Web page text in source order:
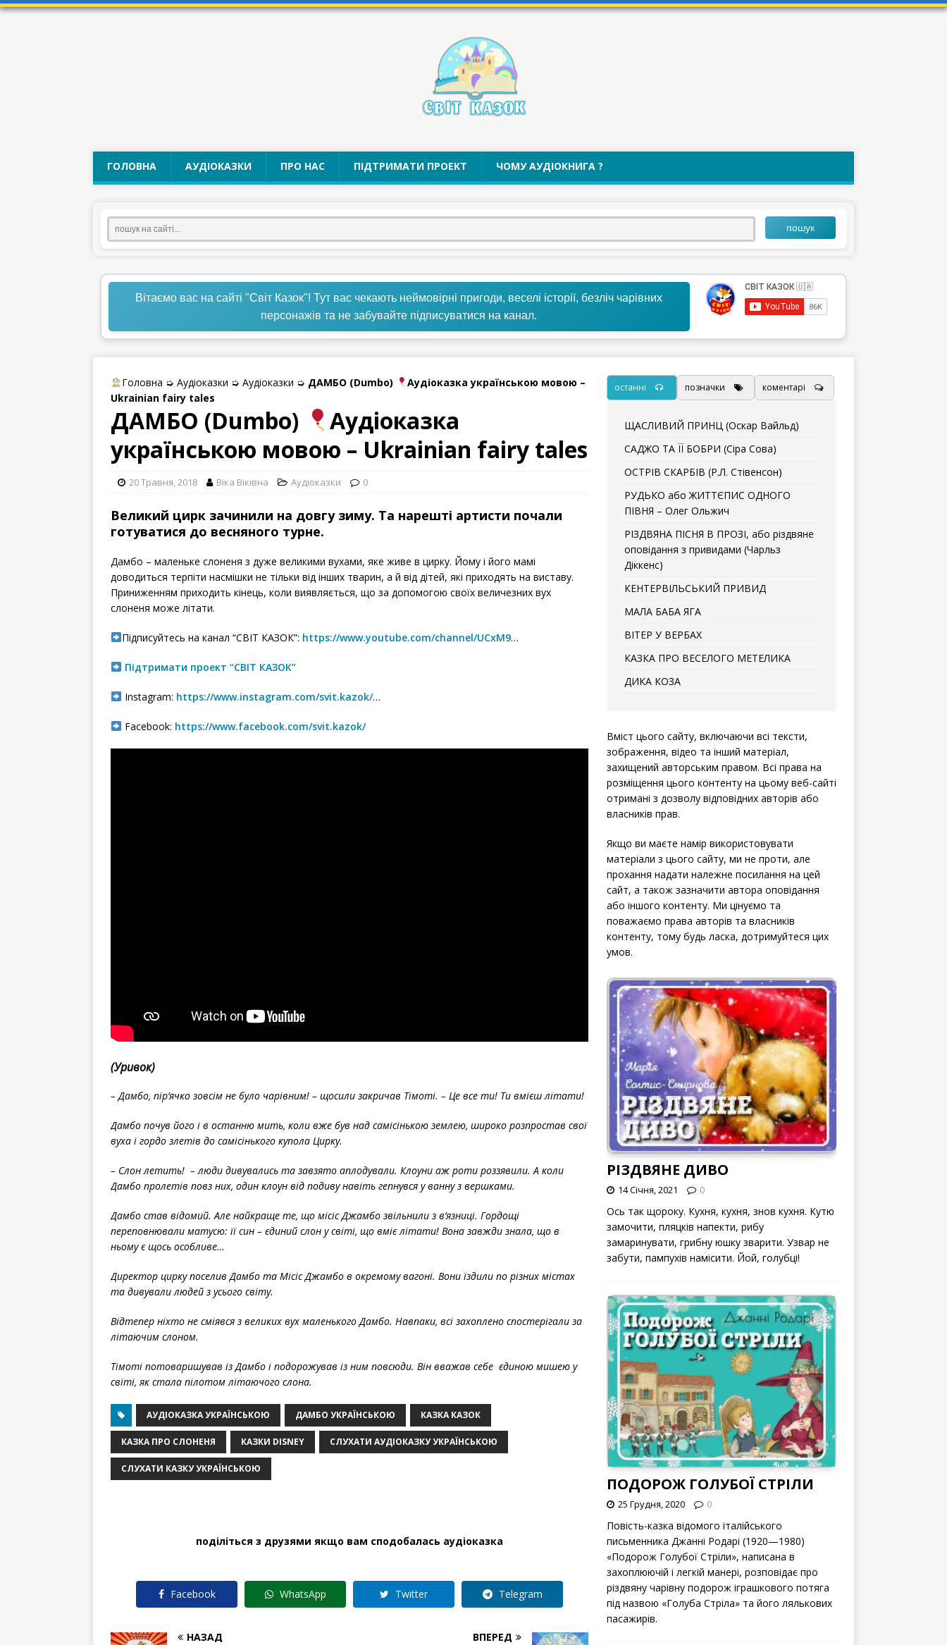
ГОЛОВНА АУДІОКАЗКИ ПРО НАС ПІДТРИМАТИ ПРОЕКТ ЧОМУ АУДІОКНИГА ?
пошук
Вітаємо вас на сайті "Світ Казок"! Тут вас чекають неймовірні пригоди, веселі історії, безліч чарівних
персонажів та не забувайте підписуватися на канал.
Головна ➭ Аудіоказки ➭ Аудіоказки ➭ ДАМБО (Dumbo)
Аудіоказка українською мовою –
Ukrainian fairy tales
ДАМБО (Dumbo)
Аудіоказка
українською мовою – Ukrainian fairy tales
20 Травня, 2018 Віка Вiківна Аудіоказки 0
Великий цирк зачинили на довгу зиму. Та нарешті артисти почали
готуватися до весняного турне.
Дамбо – маленьке слоненя з дуже великими вухами, яке живе в цирку. Йому і його мамі
доводиться терпіти насмішки не тільки від інших тварин, а й від дітей, які приходять на виставу.
Приниженням приходить кінець, коли виявляється, що за допомогою своїх величезних вух
слоненя може літати.
Підписуйтесь на канал “СВІТ КАЗОК”: https://www.youtube.com/channel/UCxM9…
Підтримати проект “СВІТ КАЗОК”
Instagram: https://www.instagram.com/svit.kazok/…
Facebook: https://www.facebook.com/svit.kazok/
(Уривок)
– Дамбо, пір’ячко зовсім не було чарівним! – щосили закричав Тімоті. – Це все ти! Ти вмієш літати!
Дамбо почув його і в останню мить, коли вже був над самісінькою землею, широко розпростав свої
вуха і гордо злетів до самісінького купола Цирку.
– Слон летить! – люди дивувались та завзято аплодували. Клоуни аж роти роззявили. А коли
Дамбо пролетів повз них, один клоун від подиву навіть гепнувся у ванну з вершками.
Дамбо став відомий. Але найкраще те, що місіс Джамбо звільнили з в’язниці. Гордощі
переповнювали матусю: її син – єдиний слон у світі, що вміє літати! Вона завжди знала, що в
ньому є щось особливе…
Директор цирку поселив Дамбо та Місіс Джамбо в окремому вагоні. Вони їздили по різних містах
та дивували людей з усього світу.
Відтепер ніхто не сміявся з великих вух маленького Дамбо. Навпаки, всі захоплено спостерігали за
літаючим слоном.
Тімоті потоваришував із Дамбо і подорожував із ним повсюди. Він вважав себе єдиною мишею у
світі, як стала пілотом літаючого слона.
АУДІОКАЗКА УКРАЇНСЬКОЮ ДАМБО УКРАЇНСЬКОЮ КАЗКА КАЗОК
КАЗКА ПРО СЛОНЕНЯ КАЗКИ DISNEY СЛУХАТИ АУДІОКАЗКУ УКРАЇНСЬКОЮ
СЛУХАТИ КАЗКУ УКРАЇНСЬКОЮ
поділіться з друзями якщо вам сподобалась аудіоказка
Facebook WhatsApp Twitter Telegram
НАЗАД ВПЕРЕД
останні позначки коментарі
ЩАСЛИВИЙ ПРИНЦ (Оскар Вайльд)
САДЖО ТА ЇЇ БОБРИ (Сіра Сова)
ОСТРІВ СКАРБІВ (Р.Л. Стівенсон)
РУДЬКО або ЖИТТЄПИС ОДНОГО
ПІВНЯ – Олег Ольжич
РІЗДВЯНА ПІСНЯ В ПРОЗІ, або різдвяне
оповідання з привидами (Чарльз
Діккенс)
КЕНТЕРВІЛЬСЬКИЙ ПРИВИД
МАЛА БАБА ЯГА
ВІТЕР У ВЕРБАХ
КАЗКА ПРО ВЕСЕЛОГО МЕТЕЛИКА
ДИКА КОЗА
Вміст цього сайту, включаючи всі тексти,
зображення, відео та інший матеріал,
захищений авторським правом. Всі права на
розміщення цього контенту на цьому веб-сайті
отримані з дозволу відповідних авторів або
власників прав.
Якщо ви маєте намір використовувати
матеріали з цього сайту, ми не проти, але
прохання надати належне посилання на цей
сайт, а також зазначити автора оповідання
або іншого контенту. Ми цінуємо та
поважаємо права авторів та власників
контенту, тому будь ласка, дотримуйтеся цих
умов.
РІЗДВЯНЕ ДИВО
14 Січня, 2021 0
Ось так щороку. Кухня, кухня, знов кухня. Кутю
замочити, пляцків напекти, рибу
замаринувати, грибну юшку зварити. Узвар не
забути, пампухів намісити. Йой, голубці!
ПОДОРОЖ ГОЛУБОЇ СТРІЛИ
25 Грудня, 2020 0
Повість-казка відомого італійського
письменника Джанні Родарі (1920—1980)
«Подорож Голубої Стріли», написана в
захоплюючій і легкій манері, розповідає про
різдвяну чарівну подорож іграшкового потяга
під назвою «Голуба Стріла» та його лялькових
пасажирів.